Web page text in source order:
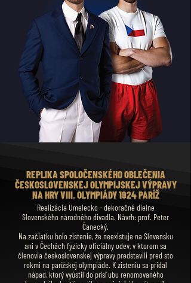
REPLIKA SPOLOČENSKÉHO OBLEČENIA
ČESKOSLOVENSKEJ OLYMPIJSKEJ VÝPRAVY
NA HRY VIII. OLYMPIÁDY 1924 PARÍŽ
Realizácia Umelecko - dekoračné dielne
Slovenského národného divadla. Návrh: prof. Peter
Čanecký.
Na začiatku bolo zistenie, že neexistuje na Slovensku
ani v Čechách fyzicky oficiálny odev, v ktorom sa
členovia československej výpravy predstavili pred sto
rokmi na parížskej olympiáde. K zisteniu sa pridal
nápad, ktorý vyústil do prísľubu renomovaného